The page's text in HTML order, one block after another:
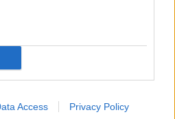
Access Privacy Policy
di persona, penso che molto
il problema indicando il